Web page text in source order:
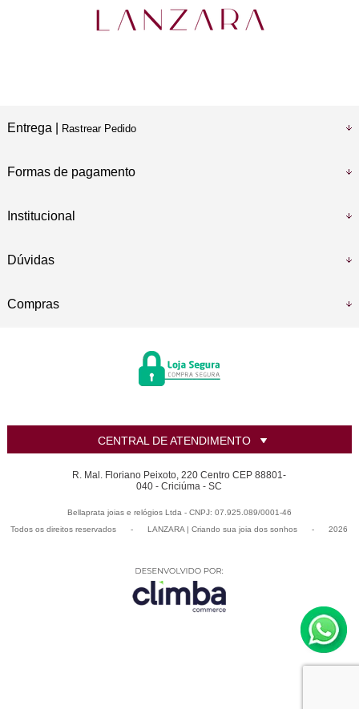
Entrega | Rastrear Pedido
Formas de pagamento
Institucional
Dúvidas
Compras
CENTRAL DE ATENDIMENTO
R. Mal. Floriano Peixoto, 220 Centro CEP 88801-
040 - Criciúma - SC
Bellaprata joias e relógios Ltda - CNPJ: 07.925.089/0001-46
Todos os direitos reservados
- LANZARA | Criando sua joia dos sonhos - 2026